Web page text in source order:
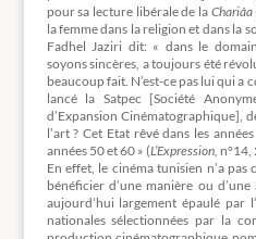
pour sa lecture libérale de la Chariâa
la femme dans la religion et dans la
Fadhel Jaziri dit: « dans le
soyons sincères, a toujours été
beaucoup fait. N’est-ce pas lui qui a
lancé la Satpec [Société
d’Expansion Cinématographique],
l’art ? Cet Etat rêvé dans les
années 50 et 60 » (L’Expression, n°14,
En effet, le cinéma tunisien n’a pas
bénéficier d’une manière ou
aujourd’hui largement épaulé par
nationales sélectionnées par la